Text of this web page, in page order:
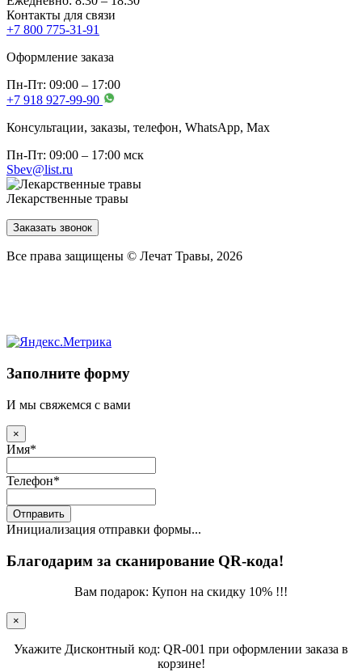
Контакты для связи
+7 800 775-31-91
Оформление заказа
Пн-Пт: 09:00 – 17:00
+7 918 927-99-90
Консультации, заказы, телефон, WhatsApp, Мах
Пн-Пт: 09:00 – 17:00 мск
Sbev@list.ru
Лекарственные травы
Заказать звонок
Все права защищены © Лечат Травы, 2026
Заполните форму
И мы свяжемся с вами
×
Имя*
Телефон*
Отправить
Инициализация отправки формы...
Благодарим за сканирование QR-кода!
Вам подарок: Купон на скидку 10% !!!
×
Укажите Дисконтный код: QR-001 при оформлении заказа в
корзине!